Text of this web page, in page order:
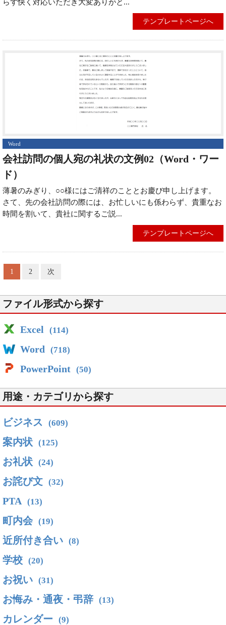
らず快く対応いただき大変ありがと...
テンプレートページへ
Word
会社訪問の個人宛の礼状の文例02（Word・ワー
ド）
薄暑のみぎり、○○様にはご清祥のこととお慶び申し上げます。
さて、先の会社訪問の際には、お忙しいにも係わらず、貴重なお
時間を割いて、貴社に関するご説...
テンプレートページへ
1 2 次
ファイル形式から探す
Excel (114)
Word (718)
PowerPoint (50)
用途・カテゴリから探す
ビジネス (609)
案内状 (125)
お礼状 (24)
お詫び文 (32)
PTA (13)
町内会 (19)
近所付き合い (8)
学校 (20)
お祝い (31)
お悔み・通夜・弔辞 (13)
カレンダー (9)